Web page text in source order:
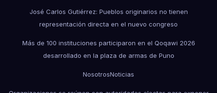
José Carlos Gutiérrez: Pueblos originarios no tienen
representación directa en el nuevo congreso
Más de 100 instituciones participaron en el Qoqawi 2026
desarrollado en la plaza de armas de Puno
NosotrosNoticias